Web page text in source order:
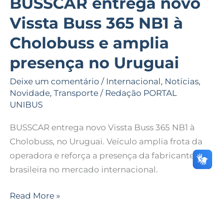
Vissta Buss 365 NB1 à
Cholobuss e amplia
presença no Uruguai
Deixe um comentário / Internacional, Notícias,
Novidade, Transporte / Redação PORTAL
UNIBUS
BUSSCAR entrega novo Vissta Buss 365 NB1 à
Cholobuss, no Uruguai. Veículo amplia frota da
operadora e reforça a presença da fabricante
brasileira no mercado internacional.
no
Uruguai
Read More »